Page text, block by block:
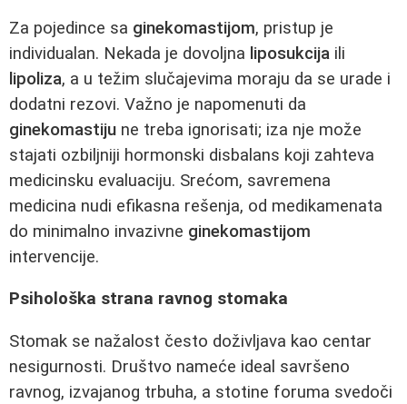
Za pojedince sa ginekomastijom, pristup je
individualan. Nekada je dovoljna liposukcija ili
lipoliza, a u težim slučajevima moraju da se urade i
dodatni rezovi. Važno je napomenuti da
ginekomastiju ne treba ignorisati; iza nje može
stajati ozbiljniji hormonski disbalans koji zahteva
medicinsku evaluaciju. Srećom, savremena
medicina nudi efikasna rešenja, od medikamenata
do minimalno invazivne ginekomastijom
intervencije.
Psihološka strana ravnog stomaka
Stomak se nažalost često doživljava kao centar
nesigurnosti. Društvo nameće ideal savršeno
ravnog, izvajanog trbuha, a stotine foruma svedoči